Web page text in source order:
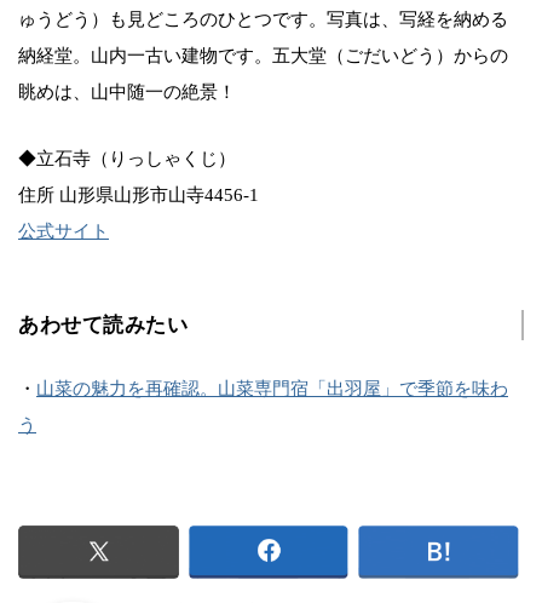
ゅうどう）も見どころのひとつです。写真は、写経を納める
納経堂。山内一古い建物です。五大堂（ごだいどう）からの
眺めは、山中随一の絶景！
◆立石寺（りっしゃくじ）
住所 山形県山形市山寺4456-1
公式サイト
あわせて読みたい
・ 山菜の魅力を再確認。山菜専門宿「出羽屋」で季節を味わ
う